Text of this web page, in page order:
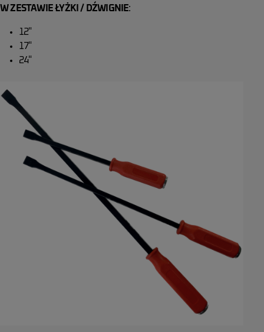
W ZESTAWIE ŁYŻKI / DŹWIGNIE:
12"
17"
24"